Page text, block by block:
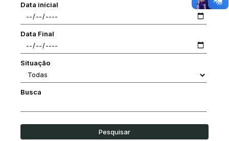
Data inícial
Data Final
Situação
Busca
Pesquisar